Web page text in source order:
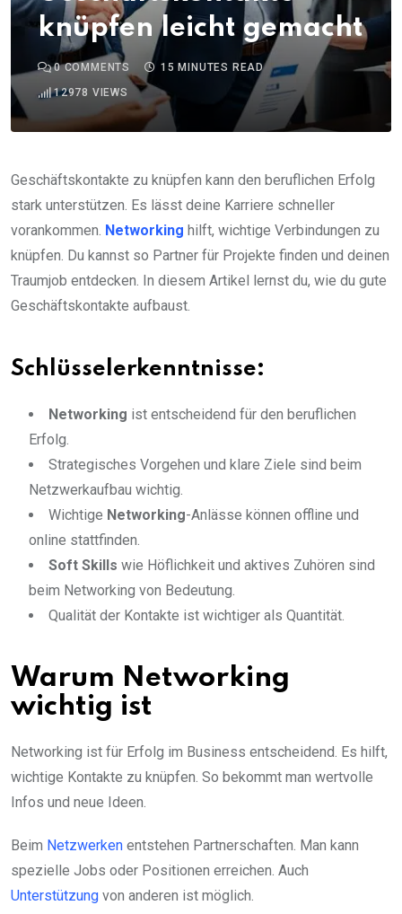
knüpfen leicht gemacht
0COMMENTS
15 MINUTES READ
12978 VIEWS
Geschäftskontakte zu knüpfen kann den beruflichen Erfolg
stark unterstützen. Es lässt deine Karriere schneller
vorankommen. Networking hilft, wichtige Verbindungen zu
knüpfen. Du kannst so Partner für Projekte finden und deinen
Traumjob entdecken. In diesem Artikel lernst du, wie du gute
Geschäftskontakte aufbaust.
Schlüsselerkenntnisse:
Networking ist entscheidend für den beruflichen
Erfolg.
Strategisches Vorgehen und klare Ziele sind beim
Netzwerkaufbau wichtig.
Wichtige Networking-Anlässe können offline und
online stattfinden.
Soft Skills wie Höflichkeit und aktives Zuhören sind
beim Networking von Bedeutung.
Qualität der Kontakte ist wichtiger als Quantität.
Warum Networking
wichtig ist
Networking ist für Erfolg im Business entscheidend. Es hilft,
wichtige Kontakte zu knüpfen. So bekommt man wertvolle
Infos und neue Ideen.
Beim Netzwerken entstehen Partnerschaften. Man kann
spezielle Jobs oder Positionen erreichen. Auch
Unterstützung von anderen ist möglich.